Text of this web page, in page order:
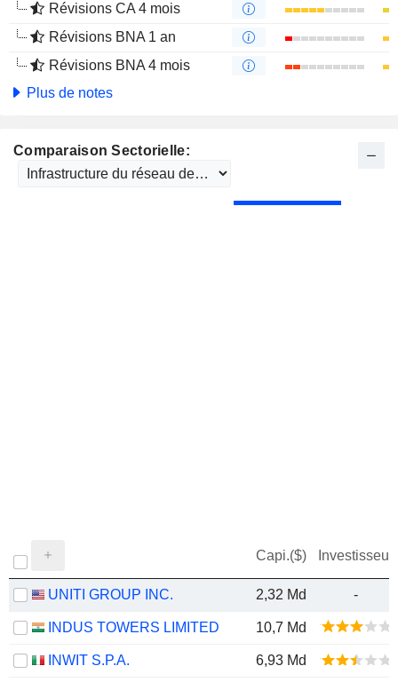
Révisions CA 4 mois
Révisions BNA 1 an
Révisions BNA 4 mois
Plus de notes
Comparaison Sectorielle:
Capi.($) Investisseur
UNITI GROUP INC. 2,32 Md -
INDUS TOWERS LIMITED 10,7 Md
INWIT S.P.A.
6,93 Md